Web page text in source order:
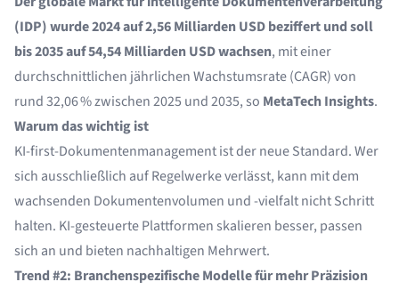
(IDP) wurde 2024 auf 2,56 Milliarden USD beziffert und soll
bis 2035 auf 54,54 Milliarden USD wachsen, mit einer
durchschnittlichen jährlichen Wachstumsrate (CAGR) von
rund 32,06 % zwischen 2025 und 2035, so MetaTech Insights.
Warum das wichtig ist
KI-first-Dokumentenmanagement ist der neue Standard. Wer
sich ausschließlich auf Regelwerke verlässt, kann mit dem
wachsenden Dokumentenvolumen und -vielfalt nicht Schritt
halten. KI-gesteuerte Plattformen skalieren besser, passen
sich an und bieten nachhaltigen Mehrwert.
Trend #2: Branchenspezifische Modelle für mehr Präzision